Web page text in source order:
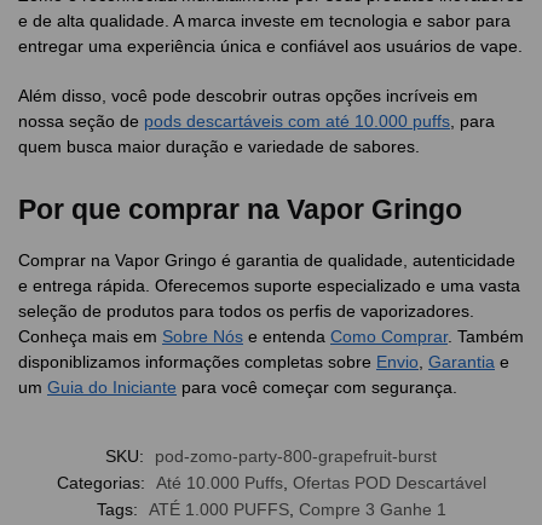
e de alta qualidade. A marca investe em tecnologia e sabor para
entregar uma experiência única e confiável aos usuários de vape.
Além disso, você pode descobrir outras opções incríveis em
nossa seção de pods descartáveis com até 10.000 puffs , para
quem busca maior duração e variedade de sabores.
Por que comprar na Vapor Gringo
Comprar na Vapor Gringo é garantia de qualidade, autenticidade
e entrega rápida. Oferecemos suporte especializado e uma vasta
seleção de produtos para todos os perfis de vaporizadores.
Conheça mais em Sobre Nós e entenda Como Comprar. Também
disponiblizamos informações completas sobre Envio Garantia e
um Guia do Iniciante para você começar com segurança.
SKU:
pod-zomo-party-800-grapefruit-burst
Categorias:
Até 10.000 Puffs, Ofertas POD Descartável
Tags:
ATÉ 1.000 PUFFS, Compre 3 Ganhe 1